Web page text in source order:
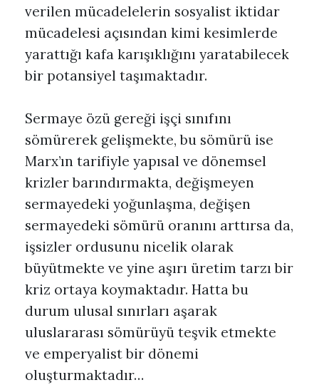
verilen mücadelelerin sosyalist iktidar
mücadelesi açısından kimi kesimlerde
yarattığı kafa karışıklığını yaratabilecek
bir potansiyel taşımaktadır.
Sermaye özü gereği işçi sınıfını
sömürerek gelişmekte, bu sömürü ise
Marx’ın tarifiyle yapısal ve dönemsel
krizler barındırmakta, değişmeyen
sermayedeki yoğunlaşma, değişen
sermayedeki sömürü oranını arttırsa da,
işsizler ordusunu nicelik olarak
büyütmekte ve yine aşırı üretim tarzı bir
kriz ortaya koymaktadır. Hatta bu
durum ulusal sınırları aşarak
uluslararası sömürüyü teşvik etmekte
ve emperyalist bir dönemi
oluşturmaktadır…